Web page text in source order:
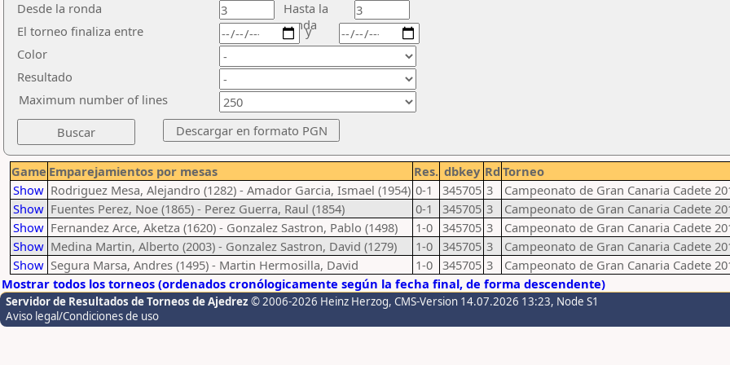
Desde la ronda
Hasta la
ronda
El torneo finaliza entre
Color
Resultado
y
Maximum number of lines
Game Emparejamientos por mesas Res. dbkey Rd Torneo
Show Rodriguez Mesa, Alejandro (1282) - Amador Garcia, Ismael (1954) 0-1 345705 3
Campeonato de Gran Canaria Cadete
Show Fuentes Perez, Noe (1865) - Perez Guerra, Raul (1854) 0-1 345705 3
Campeonato de Gran Canaria Cadete
Show Fernandez Arce, Aketza (1620) - Gonzalez Sastron, Pablo (1498) 1-0 345705 3
Campeonato de Gran Canaria Cadete
Show Medina Martin, Alberto (2003) - Gonzalez Sastron, David (1279) 1-0 345705 3
Campeonato de Gran Canaria Cadete
Show Segura Marsa, Andres (1495) - Martin Hermosilla, David 1-0 345705 3
Campeonato de Gran Canaria Cadete
Mostrar todos los torneos (ordenados cronólogicamente según la fecha final, de forma descendente)
Servidor de Resultados de Torneos de Ajedrez © 2006-2026 Heinz Herzog, CMS-Version 14.07.2026 13:23, Node S1
Aviso legal/Condiciones de uso